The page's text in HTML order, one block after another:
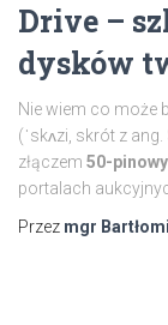
Drive –
dysków
Nie wiem co może
(ˈskʌzi, skrót z
złączem 50-
portalach
Przez mgr